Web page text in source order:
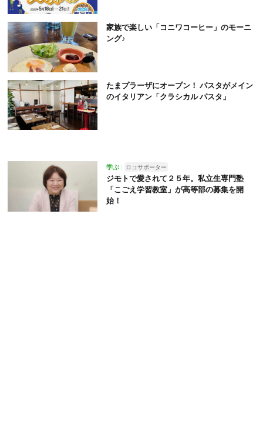
家族で楽しい「コニワコーヒー」のモーニ
ング♪
たまプラーザにオープン！ パスタがメイン
のイタリアン「クラシカル パスタ」
学ぶ ロコサポーター
ジモトで愛されて２５年。私立生専門塾
「こごえ学習教室」が高等部の募集を開
始！